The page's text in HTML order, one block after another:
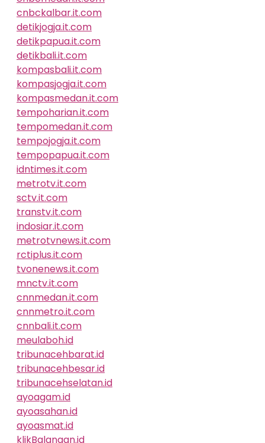
cnbckalbar.it.com
detikjogja.it.com
detikpapua.it.com
detikbali.it.com
kompasbali.it.com
kompasjogja.it.com
kompasmedan.it.com
tempoharian.it.com
tempomedan.it.com
tempojogja.it.com
tempopapua.it.com
idntimes.it.com
metrotv.it.com
sctv.it.com
transtv.it.com
indosiar.it.com
metrotvnews.it.com
rctiplus.it.com
tvonenews.it.com
mnctv.it.com
cnnmedan.it.com
cnnmetro.it.com
cnnbali.it.com
meulaboh.id
tribunacehbarat.id
tribunacehbesar.id
tribunacehselatan.id
ayoagam.id
ayoasahan.id
ayoasmat.id
klikBalangan.id